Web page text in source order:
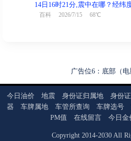
14日16时21分,震中在哪？经纬
百科 2026/7/15 68℃
广告位6：底部（电
今日油价 地震 身份证归属地 身份
器
车牌属地 车管所查询 车牌选号
PM值
在线留言 今日金
Copyright 2014-2030 All